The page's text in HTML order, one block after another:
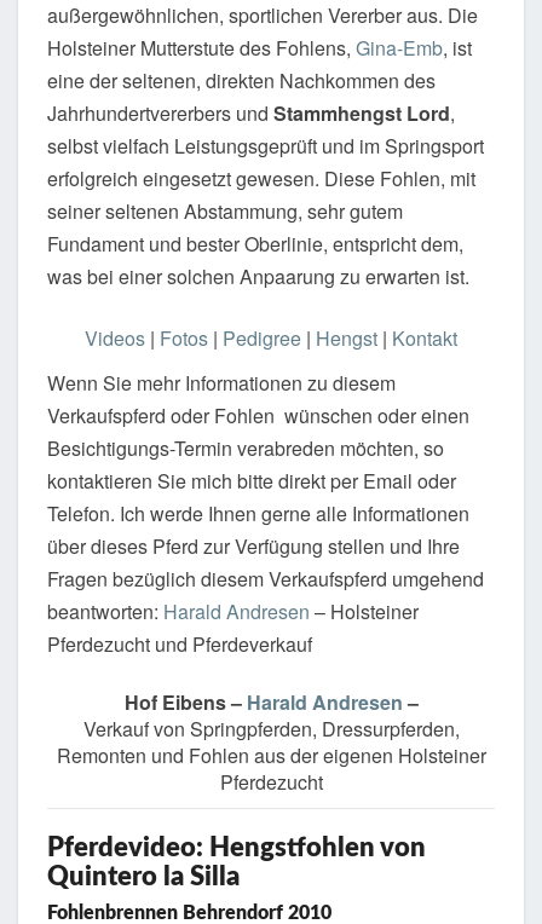
außergewöhnlichen, sportlichen Vererber aus. Die
Holsteiner Mutterstute des Fohlens, Gina-Emb, ist
eine der seltenen, direkten Nachkommen des
Jahrhundertvererbers und Stammhengst Lord,
selbst vielfach Leistungsgeprüft und im Springsport
erfolgreich eingesetzt gewesen. Diese Fohlen, mit
seiner seltenen Abstammung, sehr gutem
Fundament und bester Oberlinie, entspricht dem,
was bei einer solchen Anpaarung zu erwarten ist.
Videos | Fotos | Pedigree | Hengst | Kontakt
Wenn Sie mehr Informationen zu diesem
Verkaufspferd oder Fohlen wünschen oder einen
Besichtigungs-Termin verabreden möchten, so
kontaktieren Sie mich bitte direkt per Email oder
Telefon. Ich werde Ihnen gerne alle Informationen
über dieses Pferd zur Verfügung stellen und Ihre
Fragen bezüglich diesem Verkaufspferd umgehend
beantworten: Harald Andresen – Holsteiner
Pferdezucht und Pferdeverkauf
Hof Eibens – Harald Andresen–
Verkauf von Springpferden, Dressurpferden,
Remonten und Fohlen aus der eigenen Holsteiner
Pferdezucht
Pferdevideo: Hengstfohlen von
Quintero la Silla
Fohlenbrennen Behrendorf 2010